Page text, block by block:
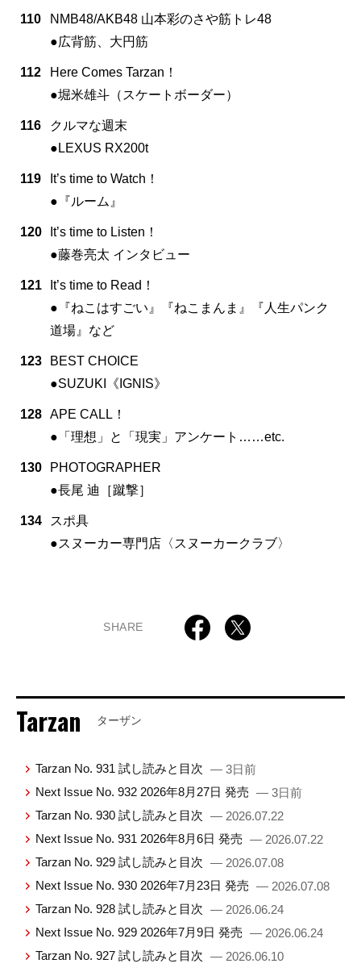
110
NMB48/AKB48 山本彩のさや筋トレ48
●広背筋、大円筋
112
Here Comes Tarzan！
●堀米雄斗（スケートボーダー）
116
クルマな週末
●LEXUS RX200t
119
It’s time to Watch！
●『ルーム』
120
It’s time to Listen！
●藤巻亮太 インタビュー
121
It’s time to Read！
●『ねこはすごい』『ねこまんま』『人生パンク
道場』など
123
BEST CHOICE
●SUZUKI《IGNIS》
128 APE CALL！
●「理想」と「現実」アンケート……etc.
130
PHOTOGRAPHER
●長尾 迪［蹴撃］
134
スポ具
●スヌーカー専門店〈スヌーカークラブ〉
SHARE
Tarzan ターザン
Tarzan No. 931 試し読みと目次 — 3日前
Next Issue No. 932 2026年8月27日 発売 — 3日前
Tarzan No. 930 試し読みと目次 — 2026.07.22
Next Issue No. 931 2026年8月6日 発売 — 2026.07.22
Tarzan No. 929 試し読みと目次 — 2026.07.08
Next Issue No. 930 2026年7月23日 発売 — 2026.07.08
Tarzan No. 928 試し読みと目次 — 2026.06.24
Next Issue No. 929 2026年7月9日 発売 — 2026.06.24
Tarzan No. 927 試し読みと目次 — 2026.06.10